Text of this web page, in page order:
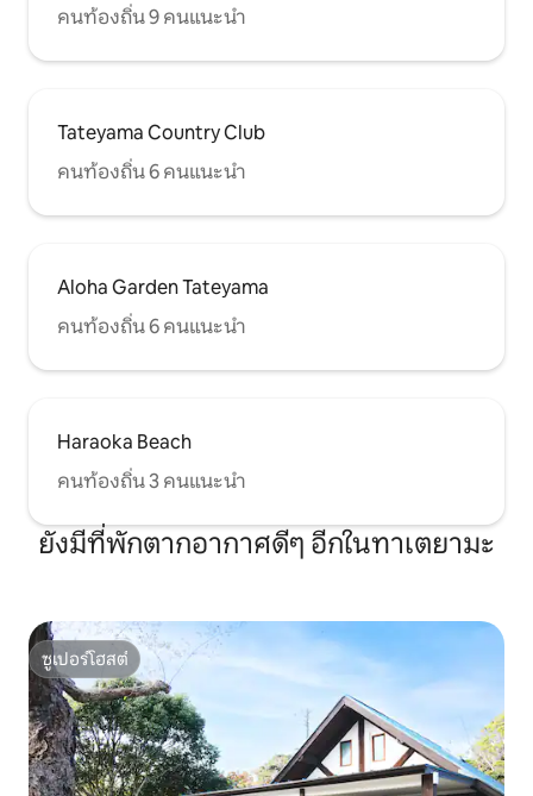
คนท้องถิ่น 9 คนแนะนำ
Tateyama Country Club
คนท้องถิ่น 6 คนแนะนำ
Aloha Garden Tateyama
คนท้องถิ่น 6 คนแนะนำ
Haraoka Beach
คนท้องถิ่น 3 คนแนะนำ
ยังมีที่พักตากอากาศดีๆ อีกในทาเตยามะ
ซูเปอร์โฮสต์
ซูเปอร์โฮสต์